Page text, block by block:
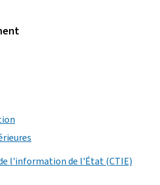
l'information de l'État (CTIE)